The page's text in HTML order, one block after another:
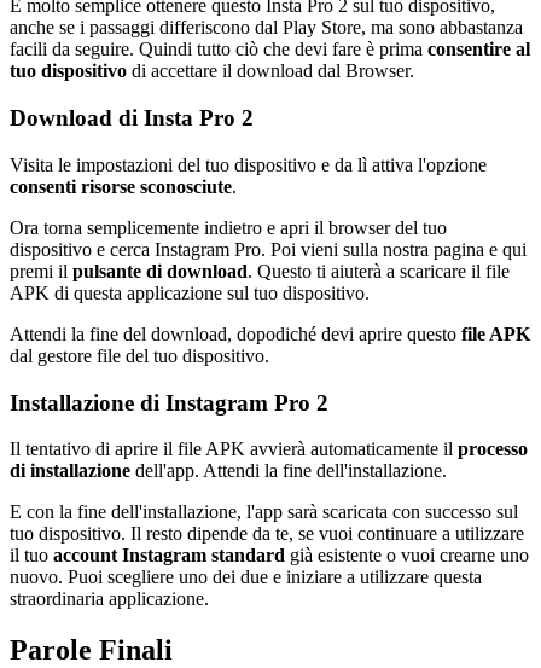
È molto semplice ottenere questo Insta Pro 2 sul tuo dispositivo,
anche se i passaggi differiscono dal Play Store, ma sono abbastanza
facili da seguire. Quindi tutto ciò che devi fare è prima consentire al
tuo dispositivo di accettare il download dal Browser.
Download di Insta Pro 2
Visita le impostazioni del tuo dispositivo e da lì attiva l'opzione
consenti risorse sconosciute.
Ora torna semplicemente indietro e apri il browser del tuo
dispositivo e cerca Instagram Pro. Poi vieni sulla nostra pagina e qui
premi il pulsante di download. Questo ti aiuterà a scaricare il file
APK di questa applicazione sul tuo dispositivo.
Attendi la fine del download, dopodiché devi aprire questo file APK
dal gestore file del tuo dispositivo.
Installazione di Instagram Pro 2
Il tentativo di aprire il file APK avvierà automaticamente il processo
di installazione dell'app. Attendi la fine dell'installazione.
E con la fine dell'installazione, l'app sarà scaricata con successo sul
tuo dispositivo. Il resto dipende da te, se vuoi continuare a utilizzare
il tuo account Instagram standard già esistente o vuoi crearne uno
nuovo. Puoi scegliere uno dei due e iniziare a utilizzare questa
straordinaria applicazione.
Parole Finali